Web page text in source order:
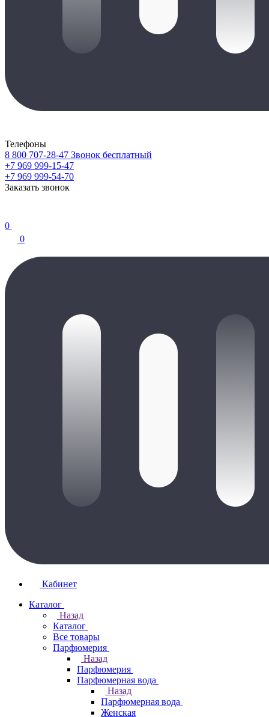
Телефоны
8 800 707-28-47 Звонок бесплатный
+7 969 999-15-47
+7 969 999-54-70
Заказать звонок
0
0
Кабинет
Каталог
Назад
Каталог
Все товары
Парфюмерия
Назад
Парфюмерия
Парфюмерная вода
Назад
Парфюмерная вода
Женская